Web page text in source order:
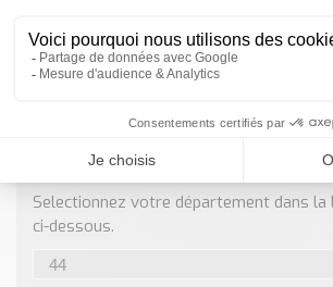
brasseries
Devis, Tarifs, Renseignements
NOS COORDONNÉES
Selectionnez votre département dans
ci-dessous.